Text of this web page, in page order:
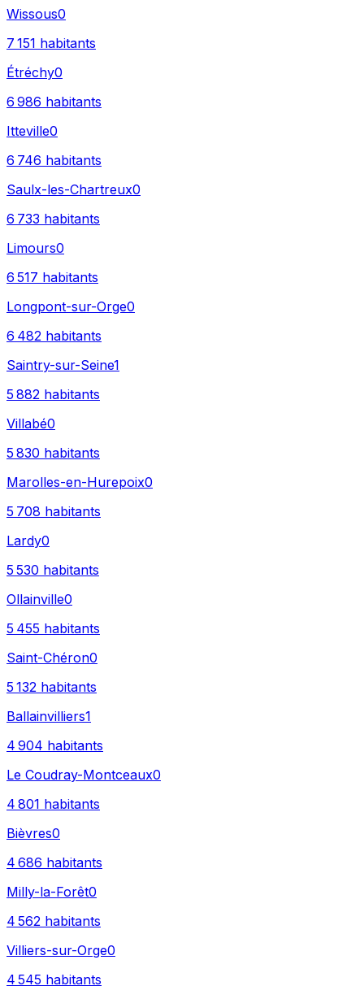
Wissous0
7 151 habitants
Étréchy0
6 986 habitants
Itteville0
6 746 habitants
Saulx-les-Chartreux0
6 733 habitants
Limours0
6 517 habitants
Longpont-sur-Orge0
6 482 habitants
Saintry-sur-Seine1
5 882 habitants
Villabé0
5 830 habitants
Marolles-en-Hurepoix0
5 708 habitants
Lardy0
5 530 habitants
Ollainville0
5 455 habitants
Saint-Chéron0
5 132 habitants
Ballainvilliers1
4 904 habitants
Le Coudray-Montceaux0
4 801 habitants
Bièvres0
4 686 habitants
Milly-la-Forêt0
4 562 habitants
Villiers-sur-Orge0
4 545 habitants